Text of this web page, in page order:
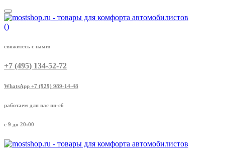
()
свяжитесь с нами:
+7 (495) 134-52-72
WhatsApp +7 (929) 989-14-48
работаем для вас пн-сб
с 9 до 20:00